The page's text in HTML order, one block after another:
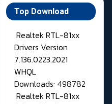
Top Download
Realtek RTL-81xx
Drivers Version
7.136.0223.2021
WHQL
Downloads: 498782
Realtek RTL-81xx